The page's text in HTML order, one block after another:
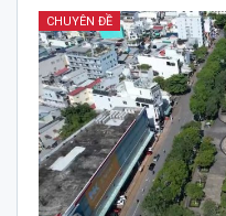
CHUYÊN ĐỀ